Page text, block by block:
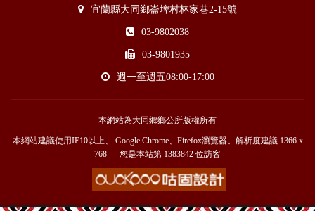
宜蘭縣大同鄉崙埤村林家巷2-15號
03-9802038
03-9801935
週一至週五08:00-17:00
本網站為大同鄉鄉公所版權所有
本網站建議使用IE10以上、 Google Chrome、Firefox瀏覽器。解析度建議 1366 x
768 您是本站第 1383842 位訪客